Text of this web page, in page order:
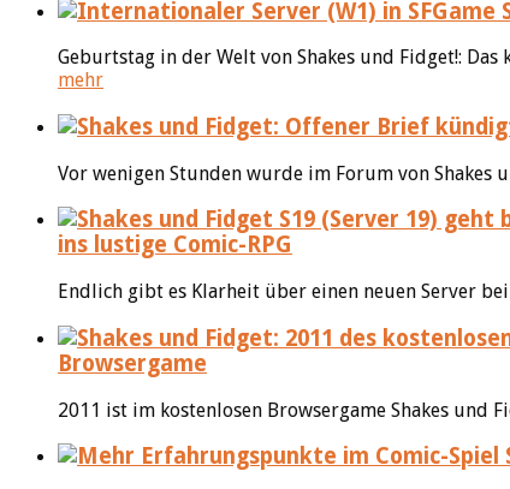
Geburtstag in der Welt von Shakes und Fidget!:
mehr
Vor wenigen Stunden wurde im Forum von
ins lustige Comic-RPG
Endlich gibt es Klarheit über einen neuen Server
Browsergame
2011 ist im kostenlosen Browsergame Shakes und